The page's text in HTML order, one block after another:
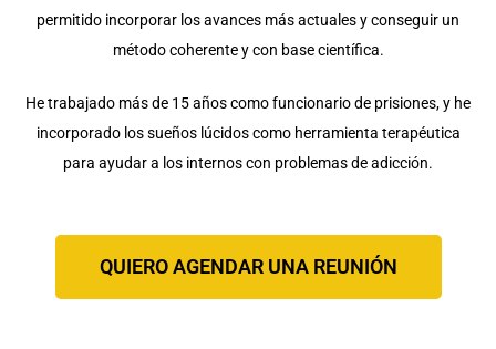
permitido incorporar los avances más actuales y conseguir un
método coherente y con base científica.
He trabajado más de 15 años como funcionario de prisiones, y he
incorporado los sueños lúcidos como herramienta terapéutica
para ayudar a los internos con problemas de adicción.
QUIERO AGENDAR UNA REUNIÓN